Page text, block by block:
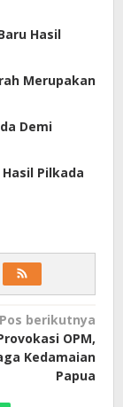
Hasil
Merupakan
Demi
Pilkada
Pos berikutnya
OPM,
Kedamaian
Papua